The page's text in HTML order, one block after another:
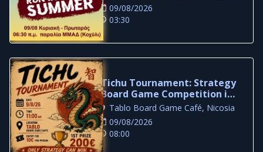
09/08/2026
03:30
Tichu Tournament: Strategy
Board Game Competition in
Nicosia
Tablo Board Game Café, Nicosia
09/08/2026
08:00